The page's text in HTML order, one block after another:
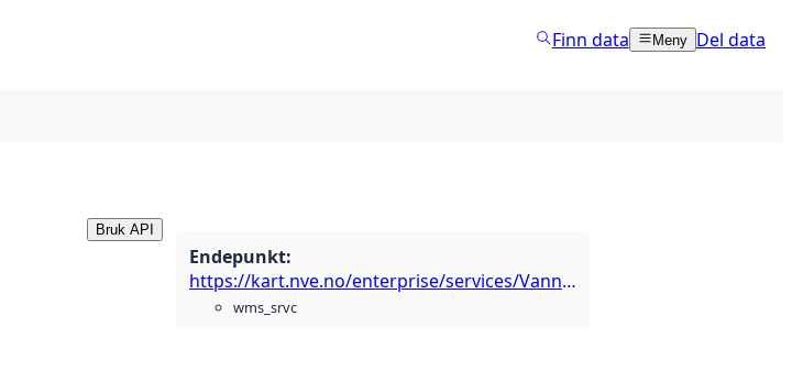
Finn data Meny Del data
Bruk API
Endepunkt:
https://kart.nve.no/enterprise/services/Vannkraft1/MapServer/WMSServer?request=GetCapabilities&service=WMS
wms_srvc